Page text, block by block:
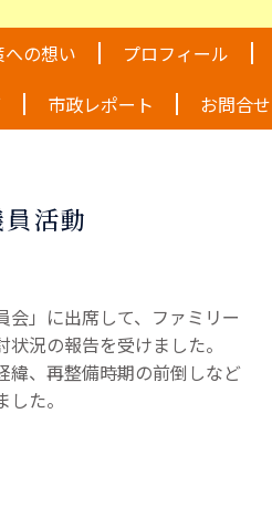
への想い
プロフィール
市政レポート お問合せ
活動
会」に出席して、ファミリー
況の報告を受けました。
緯、再整備時期の前倒しなど
た。